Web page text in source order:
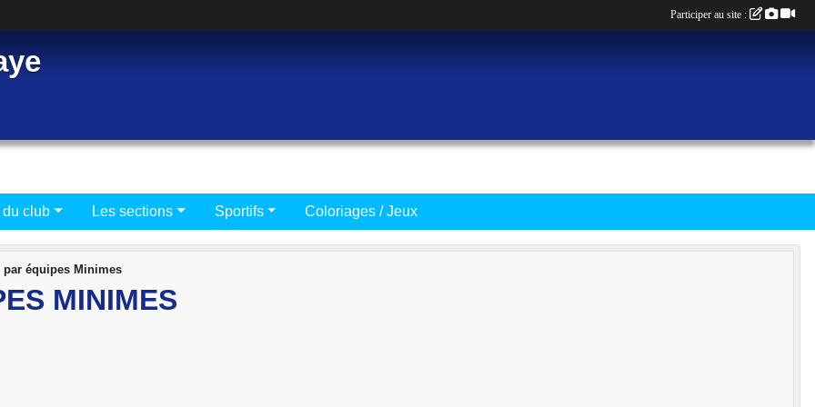
du club Les sections Sportifs Coloriages / Jeux
par équipes Minimes
MINIMES
Participer au site :